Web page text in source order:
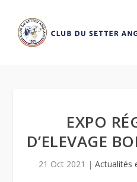
EXPO
D’ELEVAGE
21 Oct 2021 | Actualités